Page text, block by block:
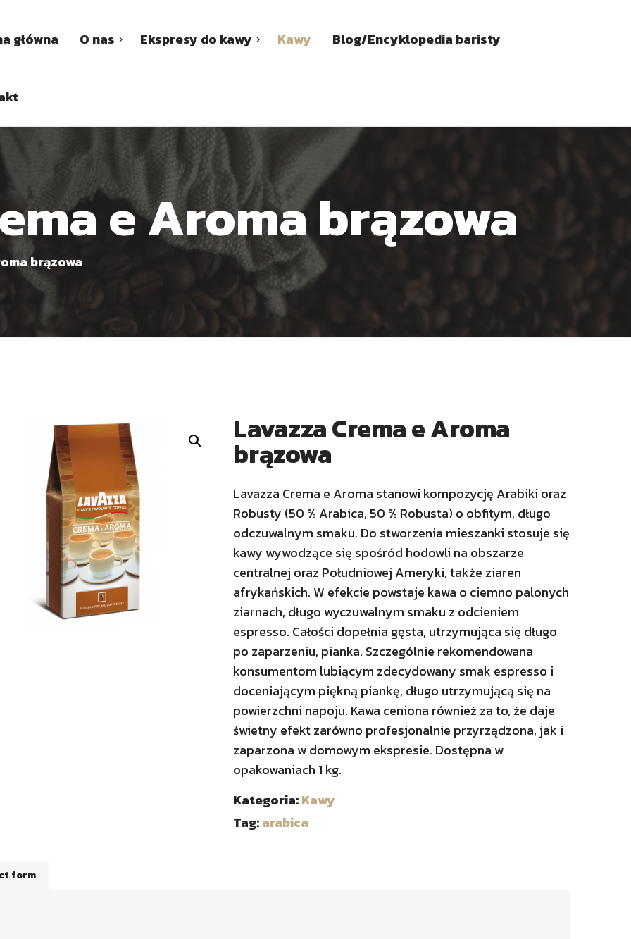
główna O nas Ekspresy do kawy Kawy Blog/Encyklopedia baristy
e Aroma brązowa
brązowa
Lavazza Crema e Aroma
brązowa
Lavazza Crema e Aroma stanowi kompozycję Arabiki oraz
Robusty (50 % Arabica, 50 % Robusta) o obfitym, długo
odczuwalnym smaku. Do stworzenia mieszanki stosuje się
kawy wywodzące się spośród hodowli na obszarze
centralnej oraz Południowej Ameryki, także ziaren
afrykańskich. W efekcie powstaje kawa o ciemno palonych
ziarnach, długo wyczuwalnym smaku z odcieniem
espresso. Całości dopełnia gęsta, utrzymująca się długo
po zaparzeniu, pianka. Szczególnie rekomendowana
konsumentom lubiącym zdecydowany smak espresso i
doceniającym piękną piankę, długo utrzymującą się na
powierzchni napoju. Kawa ceniona również za to, że daje
świetny efekt zarówno profesjonalnie przyrządzona, jak i
zaparzona w domowym ekspresie. Dostępna w
opakowaniach 1 kg.
Kategoria:Kawy
Tag:arabica
form